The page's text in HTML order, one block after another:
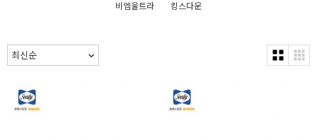
비엠울트라
킹스다운